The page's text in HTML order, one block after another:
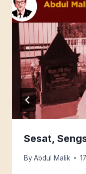
Sesat,
By Abdul Malik